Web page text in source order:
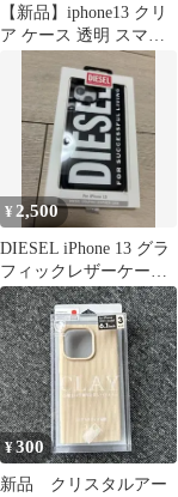
【新品】iphone13 クリ
ア ケース 透明 スマホ
ケース 耐衝撃 無地
¥ 2,500
DIESEL iPhone 13 グラ
フィックレザーケース
ブラック
¥300
新品 クリスタルアー